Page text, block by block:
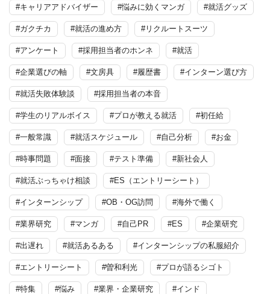
#キャリアアドバイザー #悩みに効くマンガ #就活グッズ
#ガクチカ #就活の進め方 #リクルートスーツ
#アンケート #採用担当者のホンネ #就活
#企業選びの軸 #文房具 #履歴書 #インターン選び方
#就活失敗体験談 #採用担当者の本音
#学生のリアルボイス #プロが教える就活 #初任給
#一般常識 #就活スケジュール #自己分析 #お金
#時事問題 #面接 #テスト準備 #新社会人
#就活ぶっちゃけ相談 #ES（エントリーシート）
#インターンシップ #OB・OG訪問 #海外で働く
#業界研究 #マンガ #自己PR #ES #企業研究
#出遅れ #就活あるある #インターンシップの私服紹介
#エントリーシート #曽和利光 #プロが語るシゴト
#特集 #悩み #業界・企業研究 #インド